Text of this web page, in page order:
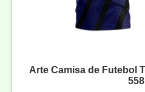
Arte Camisa de Futebol
558